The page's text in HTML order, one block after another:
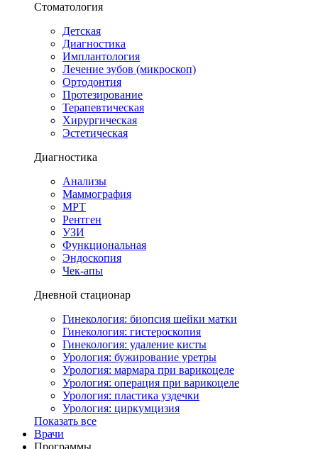
Стоматология
Детская
Диагностика
Имплантология
Лечение зубов (микроскоп)
Ортодонтия
Протезирование
Терапевтическая
Хирургическая
Эстетическая
Диагностика
Анализы
Маммография
МРТ
Рентген
УЗИ
Функциональная
Эндоскопия
Чек-апы
Дневной стационар
Гинекология: биопсия шейки матки
Гинекология: гистероскопия
Гинекология: удаление кисты
Урология: бужирование уретры
Урология: мармара при варикоцеле
Урология: операция при варикоцеле
Урология: пластика уздечки
Урология: циркумцизия
Показать все
Врачи
Программы